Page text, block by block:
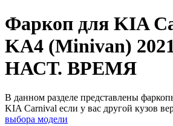
Фаркоп для KIA
KA4 (Minivan)
НАСТ. ВРЕМЯ
В данном разделе представлены
KIA Carnival если у вас другой кузов
выбора модели